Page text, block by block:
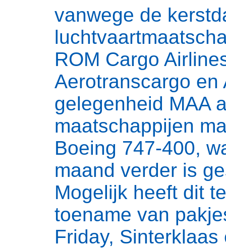
vanwege de
ROM Cargo
Aerotranscargo en
gelegenheid MAA
maatschappijen
Boeing 747-400,
maand verder is
Mogelijk heeft dit
toename van
Friday, Sinterklaas